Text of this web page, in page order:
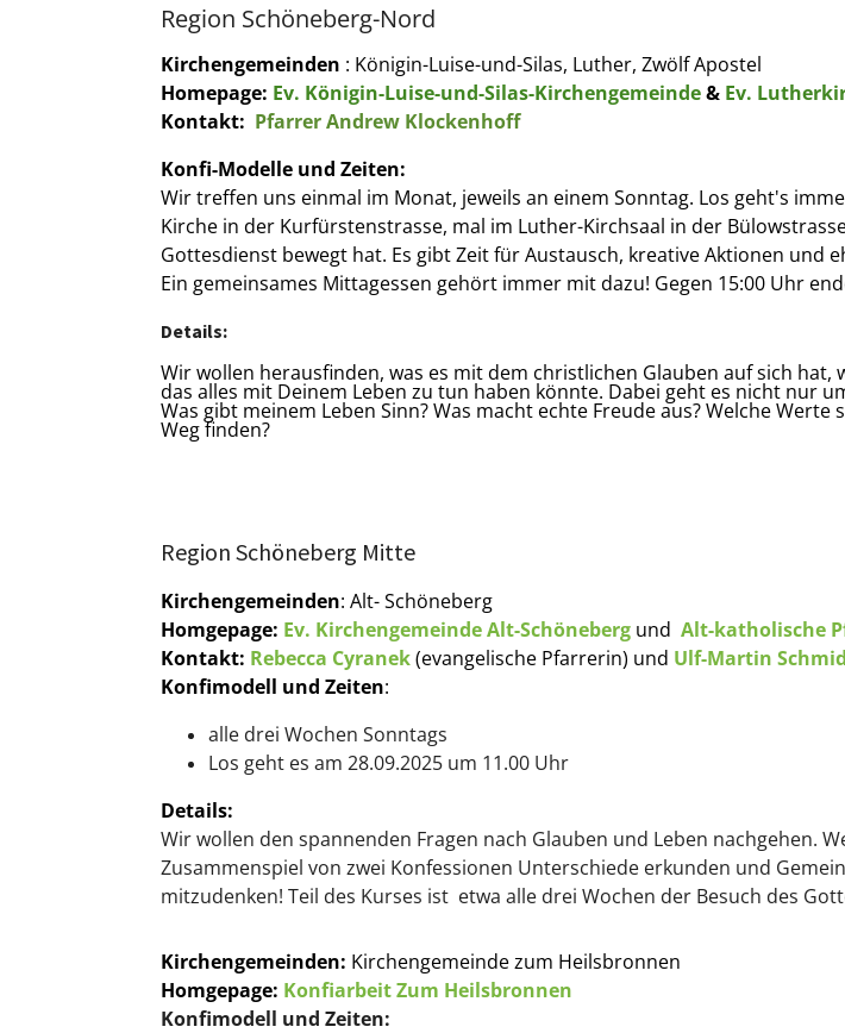
Region Schöneberg-Nord
Kirchengemeinden : Königin-Luise-und-Silas, Luther, Zwölf Apostel
Homepage: Ev. Königin-Luise-und-Silas-Kirchengemeinde& Ev.
Kontakt: Pfarrer Andrew Klockenhoff
Konfi-Modelle und Zeiten:
Wir treffen uns einmal im Monat, jeweils an einem Sonntag. Los geht's
Kirche in der Kurfürstenstrasse, mal im Luther-Kirchsaal in der
Gottesdienst bewegt hat. Es gibt Zeit für Austausch, kreative Aktionen und
Ein gemeinsames Mittagessen gehört immer mit dazu! Gegen 15:00 Uhr
Details:
Wir wollen herausfinden, was es mit dem christlichen Glauben auf sich
das alles mit Deinem Leben zu tun haben könnte. Dabei geht es nicht nur
Was gibt meinem Leben Sinn? Was macht echte Freude aus? Welche
Weg finden?
Region Schöneberg Mitte
Kirchengemeinden: Alt- Schöneberg
Homgepage: Ev. Kirchengemeinde Alt-Schöneberg und Alt-katholische
Kontakt: Rebecca Cyranek(evangelische Pfarrerin) und Ulf-Martin
Konfimodell und Zeiten:
alle drei Wochen Sonntags
Los geht es am 28.09.2025 um 11.00 Uhr
Details:
Wir wollen den spannenden Fragen nach Glauben und Leben nachgehen.
Zusammenspiel von zwei Konfessionen Unterschiede erkunden und
mitzudenken! Teil des Kurses ist etwa alle drei Wochen der Besuch des
Kirchengemeinden: Kirchengemeinde zum Heilsbronnen
Homgepage: Konfiarbeit Zum Heilsbronnen
Konfimodell und Zeiten: